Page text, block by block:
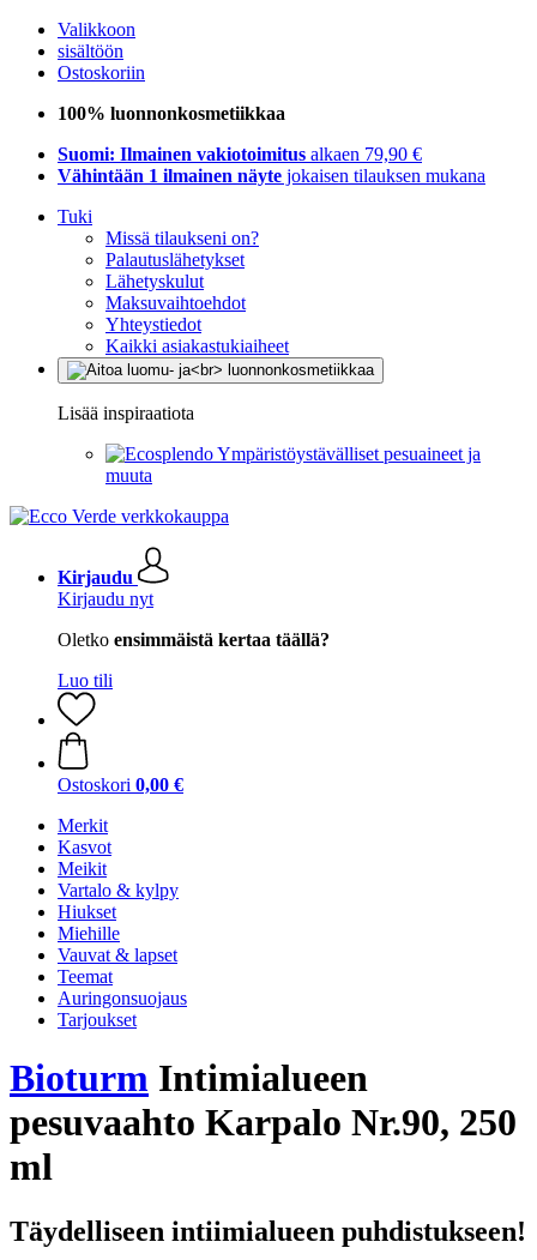
Valikkoon
sisältöön
Ostoskoriin
100% luonnonkosmetiikkaa
Suomi: Ilmainen vakiotoimitus alkaen 79,90 €
Vähintään 1 ilmainen näyte jokaisen tilauksen mukana
Tuki
Missä tilaukseni on?
Palautuslähetykset
Lähetyskulut
Maksuvaihtoehdot
Yhteystiedot
Kaikki asiakastukiaiheet
Lisää inspiraatiota
Ympäristöystävälliset pesuaineet ja
muuta
Kirjaudu
Kirjaudu nyt
Oletko ensimmäistä kertaa täällä?
Luo tili
Ostoskori 0,00 €
Merkit
Kasvot
Meikit
Vartalo & kylpy
Hiukset
Miehille
Vauvat & lapset
Teemat
Auringonsuojaus
Tarjoukset
Bioturm Intimialueen
pesuvaahto Karpalo Nr.90, 250
ml
Täydelliseen intiimialueen puhdistukseen!